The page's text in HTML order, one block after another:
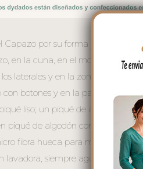
Capazo por su forma y medidas
en la cuna, en el moisés, para
laterales y en la zona de
con botones y en la parte de
liso; un piqué de algodón.
piqué de algodón con bordado.
fibra hueca para mayor
lavadora, siempre agua fría,